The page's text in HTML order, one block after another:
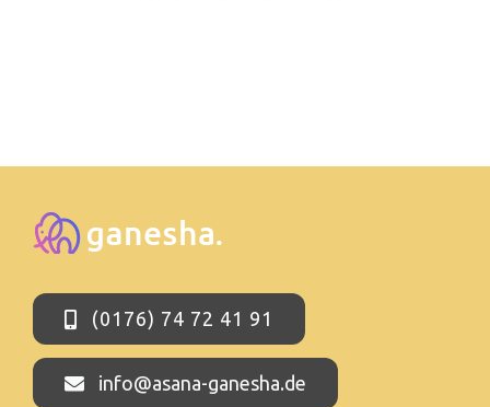
(0176) 74 72 41 91
info@asana-ganesha.de